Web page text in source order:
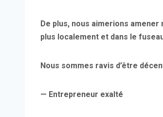
De plus, nous aimerions
plus localement et dans le
Nous sommes ravis d’être
— Entrepreneur exalté